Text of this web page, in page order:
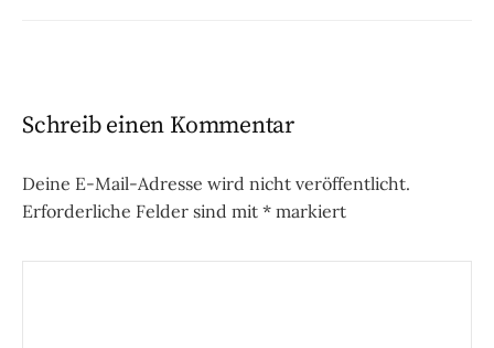
Schreib einen Kommentar
Deine E-Mail-Adresse wird nicht veröffentlicht.
Erforderliche Felder sind mit * markiert